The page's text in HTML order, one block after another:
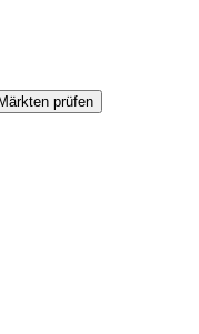
prüfen